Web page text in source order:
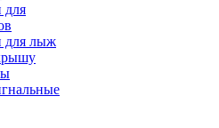
для
для лыж